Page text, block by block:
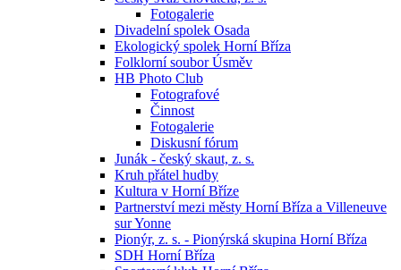
Fotogalerie
Divadelní spolek Osada
Ekologický spolek Horní Bříza
Folklorní soubor Úsměv
HB Photo Club
Fotografové
Činnost
Fotogalerie
Diskusní fórum
Junák - český skaut, z. s.
Kruh přátel hudby
Kultura v Horní Bříze
Partnerství mezi městy Horní Bříza a Villeneuve
sur Yonne
Pionýr, z. s. - Pionýrská skupina Horní Bříza
SDH Horní Bříza